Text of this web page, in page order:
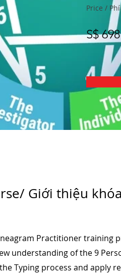
Price / Phí
S$ 698
Giới thiệu
Practitioner training
understanding of the 9
Typing process and apply